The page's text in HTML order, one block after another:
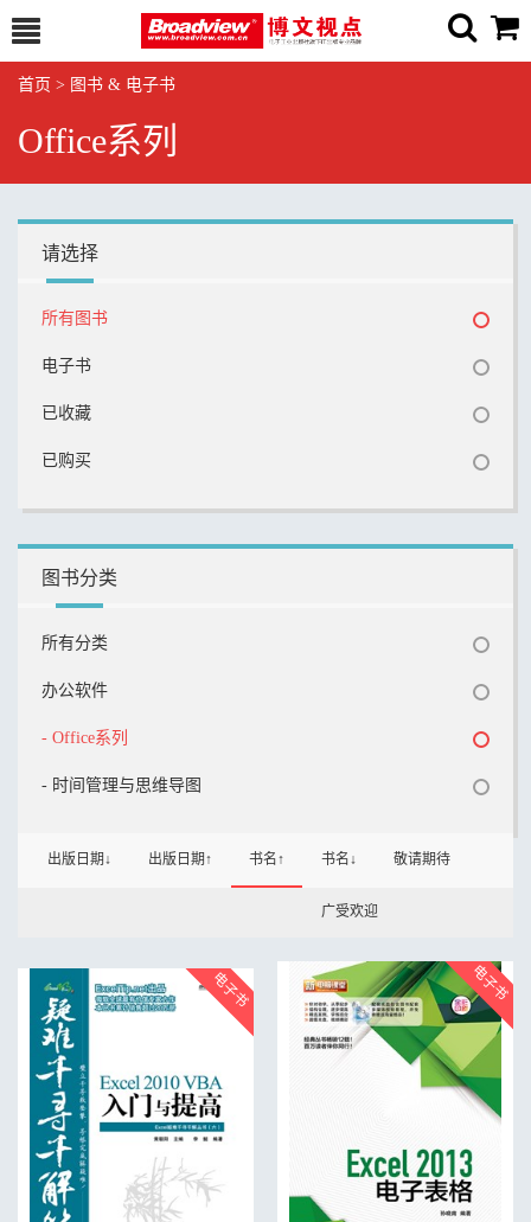
首页 > 图书 & 电子书
Office系列
请选择
所有图书
电子书
已收藏
已购买
图书分类
所有分类
办公软件
- Office系列
- 时间管理与思维导图
出版日期↓ 出版日期↑ 书名↑ 书名↓ 敬请期待
广受欢迎